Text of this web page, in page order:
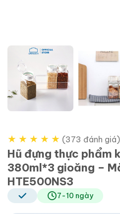
★ ★ ★ ★ ★ (373 đánh giá)
Hũ đựng thực phẩm
380ml*3 gioăng –
HTE500NS3
7-10 ngày